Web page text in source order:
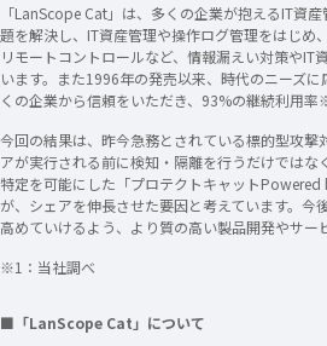
「LanScope Cat」は、多くの企業が抱えるIT資
題を解決し、IT資産管理や操作ログ管理をはじめ
リモートコントロールなど、情報漏えい対策やIT
います。また1996年の発売以来、時代のニーズ
くの企業から信頼をいただき、93%の継続利用率
今回の結果は、昨今急務とされている標的型攻撃
アが実行される前に検知・隔離を行うだけではな
特定を可能にした「プロテクトキャットPowered
が、シェアを伸長させた要因と考えています。今
高めていけるよう、より質の高い製品開発やサー
※1：当社調べ
■「LanScope Cat」について